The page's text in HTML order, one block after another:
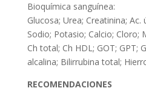
Bioquímica sanguínea:
Glucosa; Urea; Creatinina;
Sodio; Potasio; Calcio; Cloro;
Ch total; Ch HDL; GOT; GPT;
alcalina; Bilirrubina total;
RECOMENDACIONES